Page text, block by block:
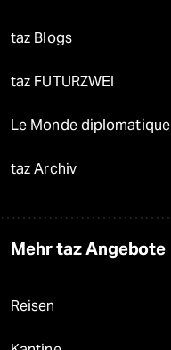
taz Blogs
taz FUTURZWEI
Le Monde diplomatique
taz Archiv
Mehr taz Angebote
Reisen